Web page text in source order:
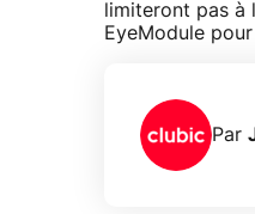
limiteront pas à
EyeModule
Par